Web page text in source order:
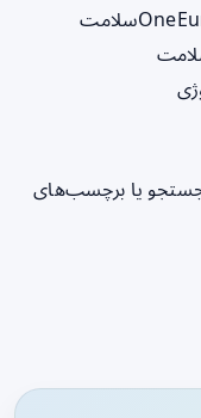
Oneسلامت
جستجو یا برچسب‌های